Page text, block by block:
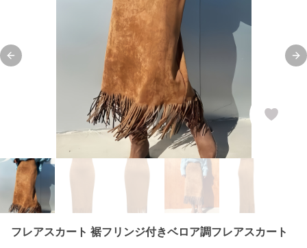
Previous slide
フレアスカート 裾フリンジ付きベロア調フレアスカート